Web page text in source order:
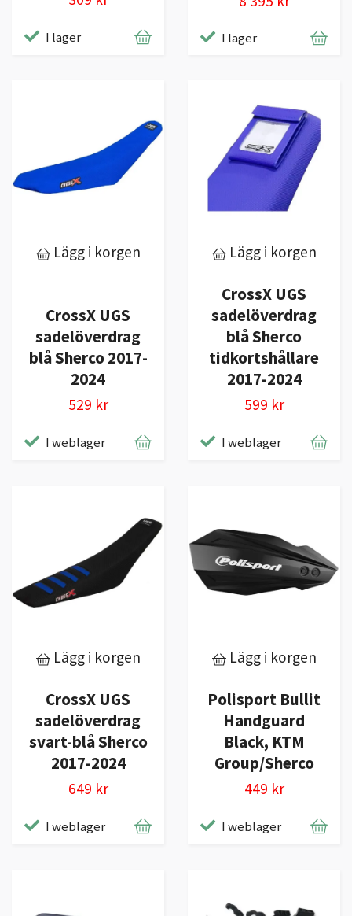
I lager I lager
Lägg i korgen
CrossX UGS
sadelöverdrag
blå Sherco 2017-
2024
529 kr
I weblager
Lägg i korgen
CrossX UGS
sadelöverdrag
blå Sherco
tidkortshållare
2017-2024
599 kr
I weblager
Lägg i korgen
CrossX UGS
sadelöverdrag
svart-blå Sherco
2017-2024
649 kr
I weblager
Lägg i korgen
Polisport Bullit
Handguard
Black, KTM
Group/Sherco
449 kr
I weblager